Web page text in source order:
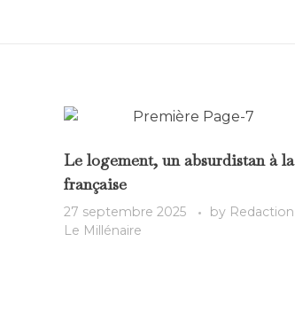
Le logement, un absurdistan à la
française
27 septembre 2025 by Redaction
Le Millénaire